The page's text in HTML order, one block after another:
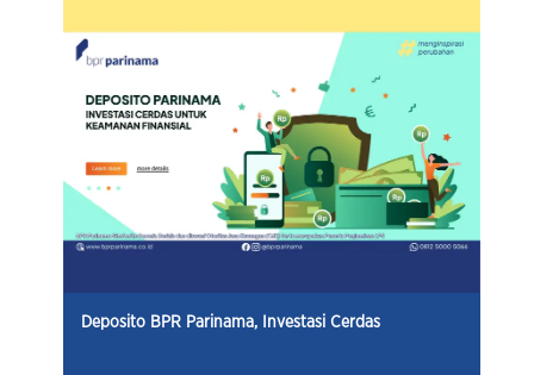
Deposito BPR Parinama, Investasi Cerdas